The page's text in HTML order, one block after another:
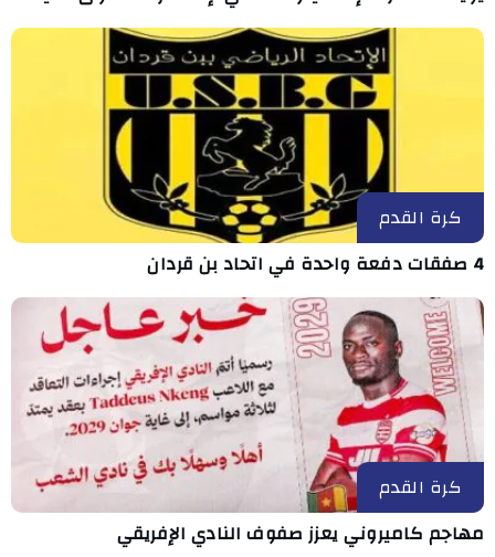
كرة القدم
4 صفقات دفعة واحدة في اتحاد بن قردان
كرة القدم
مهاجم كاميروني يعزز صفوف النادي الإفريقي